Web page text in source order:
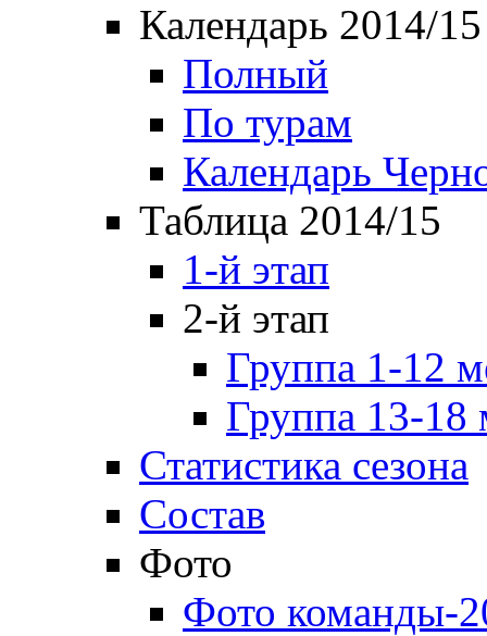
Календарь 2014/15
Полный
По турам
Календарь
Таблица 2014/15
1-й этап
2-й этап
Группа 1-12
Группа 13-18
Статистика сезона
Состав
Фото
Фото команды-